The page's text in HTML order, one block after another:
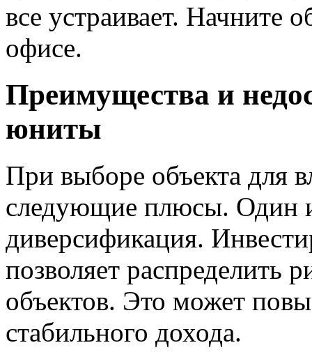
все устраивает. Начните
офисе.
Преимущества и
юниты
При выборе объекта для
следующие плюсы. Один
диверсификация.
позволяет распределить
объектов. Это может
стабильного дохода.